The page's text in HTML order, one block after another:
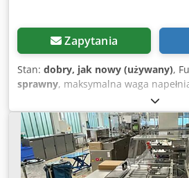
Zapytania
Stan: dobry, jak nowy (używany),
sprawny, maksymalna waga
, masa
rodzaju maszyny na sprzedaż z
Sprawdź także moje pozostałe
dozownik brokatu wykonany na
pełni sprawne. Wyposażony w
Ahifsfx Apvsrf